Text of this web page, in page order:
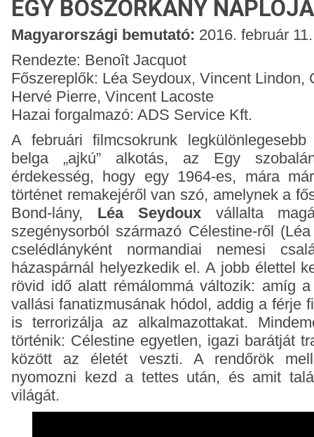
EGY BOSZORKÁNY
Magyarországi bemutató: 2016. február 11.
Rendezte: Benoît Jacquot
Főszereplők: Léa Seydoux, Vincent Lindon,
Hervé Pierre, Vincent Lacoste
Hazai forgalmazó: ADS Service Kft.
A februári filmcsokrunk
belga „ajkú” alkotás, az Egy
érdekesség, hogy egy 1964-es, mára
történet remakejéről van szó, amelynek a
Bond-lány, Léa Seydouxvállalta
szegénysorból származó Célestine-ről
cselédlányként normandiai nemesi
házaspárnál helyezkedik el. A jobb élettel
rövid idő alatt rémálommá változik: amíg
vallási fanatizmusának hódol, addig a férje
is terrorizálja az alkalmazottakat.
történik: Célestine egyetlen, igazi barátját
között az életét veszti. A rendőrök
nyomozni kezd a tettes után, és amit
világát.